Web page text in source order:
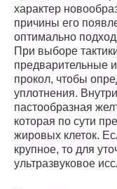
характер
причины его
оптимально
При выборе
предварительные
прокол, чтобы
уплотнения.
пастообразная
которая по сути
жировых клеток.
крупное, то для
ультразвуковое